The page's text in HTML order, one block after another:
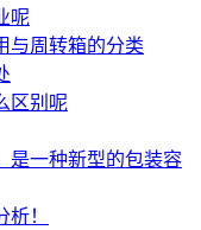
呢
与周转箱的分类
区别呢
是一种新型的包装容
！